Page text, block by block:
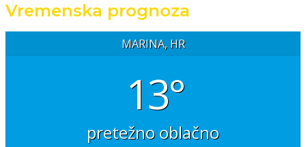
Vremenska prognoza
MARINA, HR
13°
pretežno oblačno